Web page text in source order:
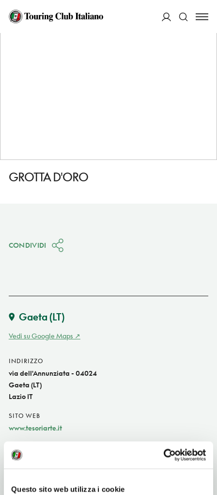
Questo sito web utilizza i cookie
HOME
GROTTA D'ORO
CONDIVIDI
Gaeta (LT)
Vedi su Google Maps
INDIRIZZO
via dell'Annunziata - 04024
Gaeta (LT)
Lazio IT
SITO WEB
www.tesoriarte.it
0771462255
Apertura: lunedì-domenica 10-12, 16-18. Apertura/Chiusura